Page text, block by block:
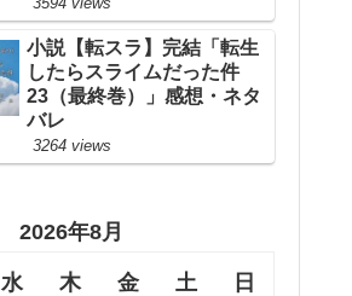
小説【転スラ】完結「転生
したらスライムだった件
23（最終巻）」感想・ネタ
バレ
3264 views
2026年8月
水 木 金 土 日